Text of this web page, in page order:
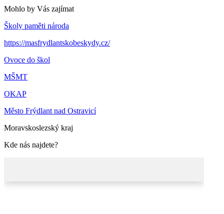
Mohlo by Vás zajímat
Školy paměti národa
https://masfrydlantskobeskydy.cz/
Ovoce do škol
MŠMT
OKAP
Město Frýdlant nad Ostravicí
Moravskoslezský kraj
Kde nás najdete?